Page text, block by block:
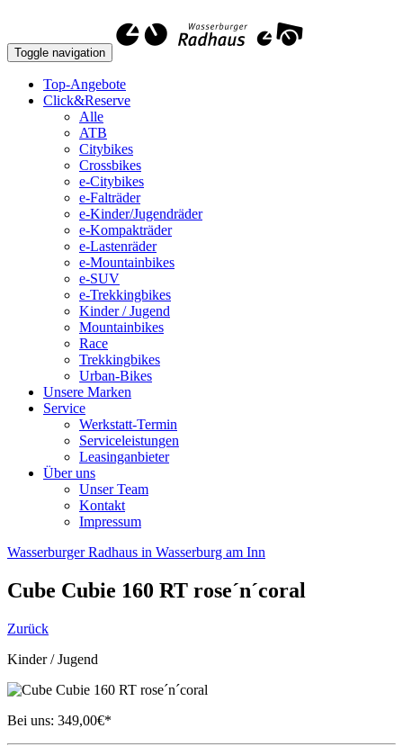
Toggle navigation
Top-Angebote
Click&Reserve
Alle
ATB
Citybikes
Crossbikes
e-Citybikes
e-Falträder
e-Kinder/Jugendräder
e-Kompakträder
e-Lastenräder
e-Mountainbikes
e-SUV
e-Trekkingbikes
Kinder / Jugend
Mountainbikes
Race
Trekkingbikes
Urban-Bikes
Unsere Marken
Service
Werkstatt-Termin
Serviceleistungen
Leasinganbieter
Über uns
Unser Team
Kontakt
Impressum
Wasserburger Radhaus in Wasserburg am Inn
Cube Cubie 160 RT rose´n´coral
Zurück
Kinder / Jugend
Bei uns: 349,00€*